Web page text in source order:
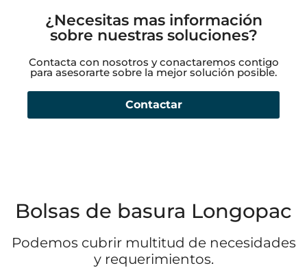
¿Necesitas mas información
sobre nuestras soluciones?
Contacta con nosotros y conactaremos contigo
para asesorarte sobre la mejor solución posible.
Contactar
Bolsas de basura Longopac
Podemos cubrir multitud de necesidades
y requerimientos.